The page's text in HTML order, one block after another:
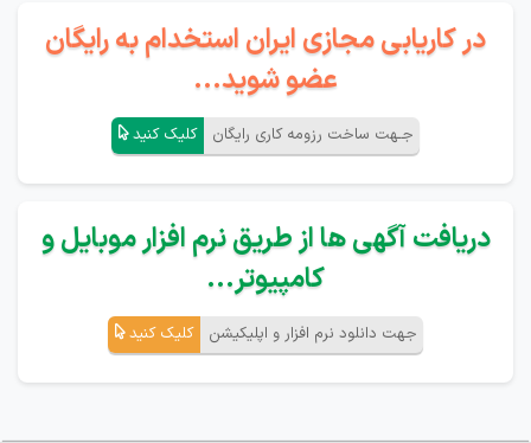
در کاریابی مجازی ایران استخدام به رایگان
عضو شوید...
جـهت ساخت رزومه کاری رایگان کلیک کنید
دریافت آگهی ها از طریق نرم افزار موبایل و
کامپیوتر...
جهت دانلود نرم افزار و اپلیکیشن کلیک کنید